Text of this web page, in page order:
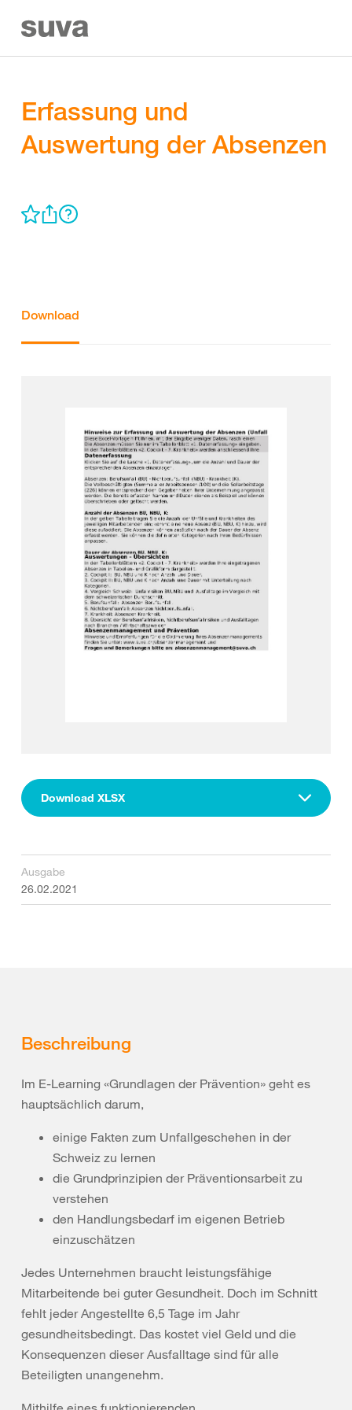
Erfassung und
Auswertung der Absenzen
Download
Download XLSX
Ausgabe
26.02.2021
Beschreibung
Im E-Learning «Grundlagen der Prävention» geht es
hauptsächlich darum,
einige Fakten zum Unfallgeschehen in der
Schweiz zu lernen
die Grundprinzipien der Präventionsarbeit zu
verstehen
den Handlungsbedarf im eigenen Betrieb
einzuschätzen
Jedes Unternehmen braucht leistungsfähige
Mitarbeitende bei guter Gesundheit. Doch im Schnitt
fehlt jeder Angestellte 6,5 Tage im Jahr
gesundheitsbedingt. Das kostet viel Geld und die
Konsequenzen dieser Ausfalltage sind für alle
Beteiligten unangenehm.